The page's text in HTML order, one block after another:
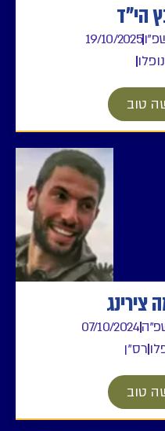
הי"ד
19/10/2025
טוב
צירינג
07/10/2024
רס"ן
טוב